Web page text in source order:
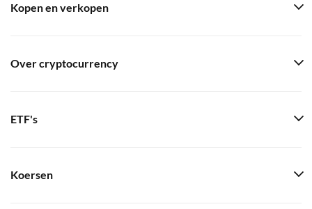
Kopen en verkopen
Over cryptocurrency
ETF's
Koersen